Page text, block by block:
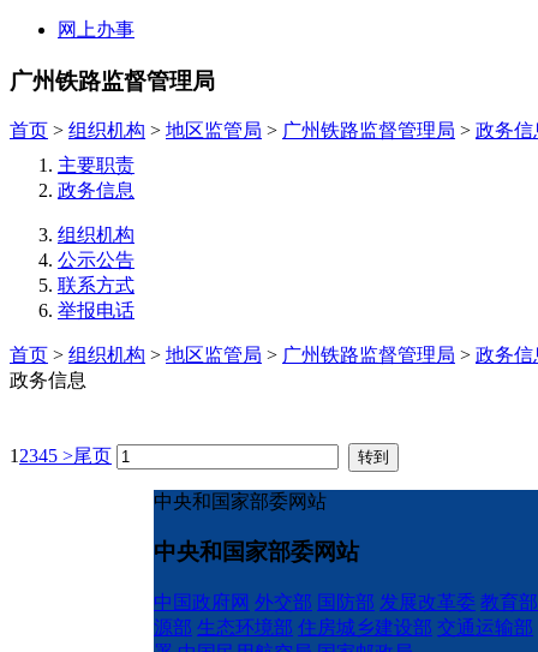
网上办事
广州铁路监督管理局
首页 > 组织机构 > 地区监管局 > 广州铁路监督管理局 > 政务信
主要职责
政务信息
组织机构
公示公告
联系方式
举报电话
首页 > 组织机构 > 地区监管局 > 广州铁路监督管理局 > 政务信
政务信息
1 2345 >尾页
中央和国家部委网站
中央和国家部委网站
中国政府网 外交部 国防部 发展改革委 教育部
源部 生态环境部 住房城乡建设部 交通运输部